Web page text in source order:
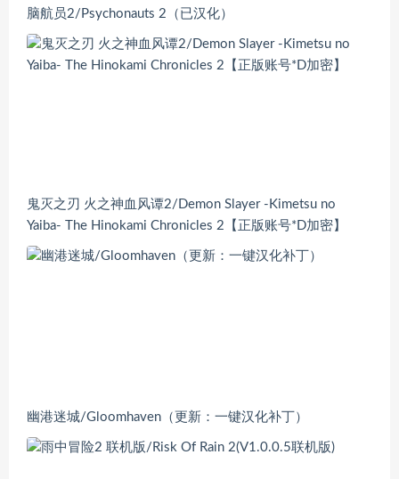
脑航员2/Psychonauts 2（已汉化）
鬼灭之刃 火之神血风谭2/Demon Slayer -Kimetsu no
Yaiba- The Hinokami Chronicles 2【正版账号*D加密】
幽港迷城/Gloomhaven（更新：一键汉化补丁）